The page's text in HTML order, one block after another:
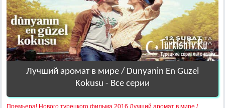
Лучший аромат в мире / Dunyanin En Guzel
Kokusu - Все серии
Премьера! Нового турецкого фильма 2016 Лучший аромат в мире /